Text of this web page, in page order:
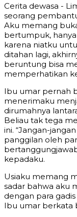
Cerita dewasa -
seorang
Aku memang
bertumpuk, hanya
karena niatku
ditahan lagi,
beruntung bisa
memperhatikan
Ibu umar pernah
menerimaku
dirumahnya
Beliau tak tega
ini. “Jangan-
panggilan oleh
kepadaku.
Usiaku memang
sadar bahwa aku
dengan para
Ibu umar berkata